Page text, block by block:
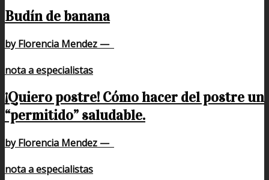
Budín de banana
by Florencia Mendez —
nota a especialistas
¡Quiero postre! Cómo hacer del postre un
“permitido” saludable.
by Florencia Mendez —
nota a especialistas